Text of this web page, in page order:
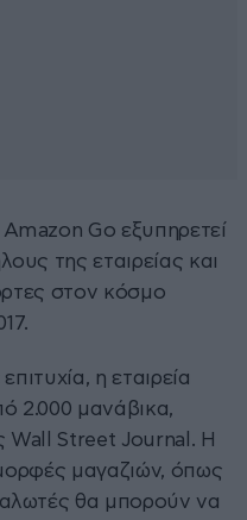
Go εξυπηρετεί
της εταιρείας και
στον κόσμο
η εταιρεία
2.000 μανάβικα,
Wall Street Journal. Η
μορφές μαγαζιών, όπως
θα μπορούν να